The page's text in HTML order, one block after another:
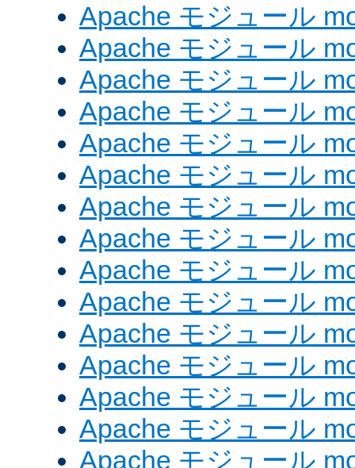
Apache モジュール
Apache モジュール
Apache モジュール
Apache モジュール
Apache モジュール
Apache モジュール
Apache モジュール
Apache モジュール
Apache モジュール
Apache モジュール
Apache モジュール
Apache モジュール
Apache モジュール
Apache モジュール
Apache モジュール